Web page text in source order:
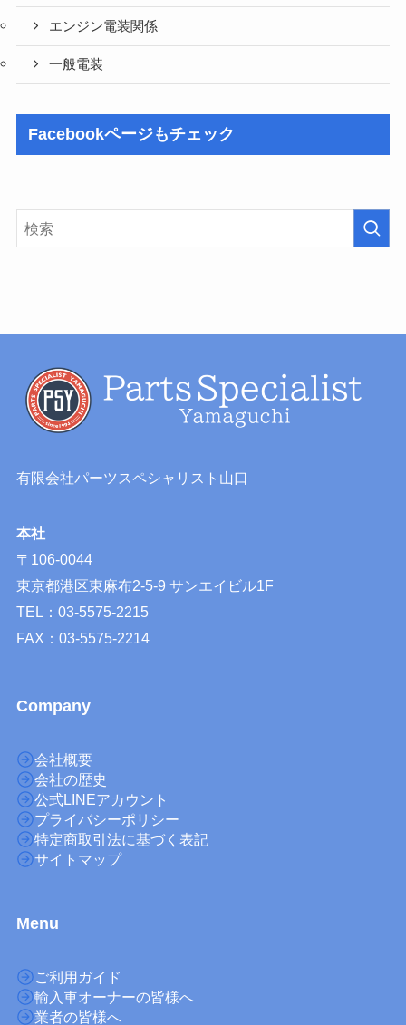
エンジン電装関係
一般電装
Facebookページもチェック
有限会社パーツスペシャリスト山口
本社
〒106-0044
東京都港区東麻布2-5-9 サンエイビル1F
TEL：03-5575-2215
FAX：03-5575-2214
Company
会社概要
会社の歴史
公式LINEアカウント
プライバシーポリシー
特定商取引法に基づく表記
サイトマップ
Menu
ご利用ガイド
輸入車オーナーの皆様へ
業者の皆様へ